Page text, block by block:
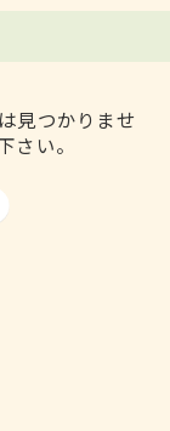
見つかりませ
さい。